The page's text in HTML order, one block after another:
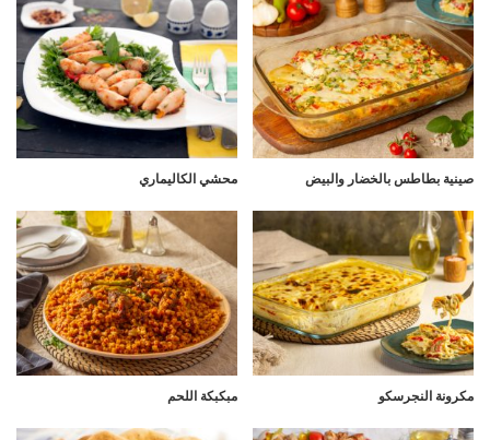
صينية بطاطس بالخضار والبيض محشي الكاليماري
مكرونة النجرسكو مبكبكة اللحم